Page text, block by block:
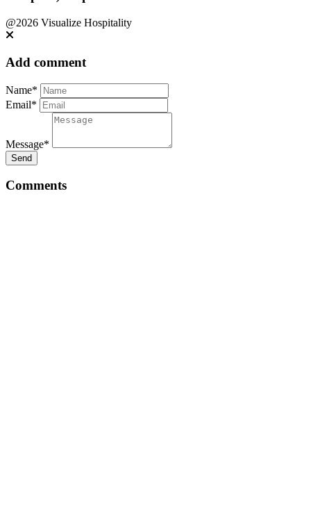
@2026 Visualize Hospitality
Add comment
Name*
Email*
Message*
Send
Comments